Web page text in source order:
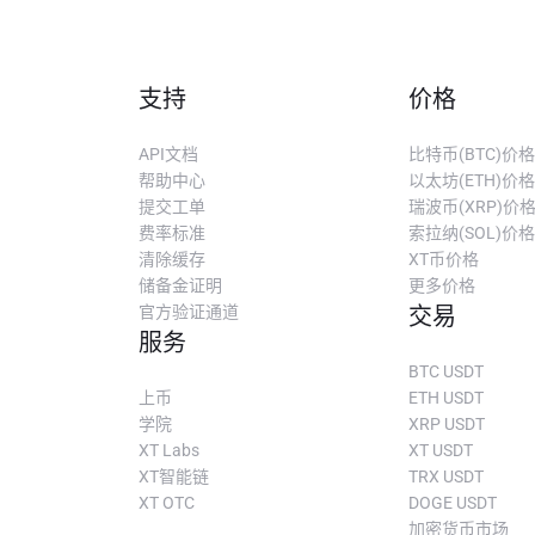
支持
API文档
帮助中心
提交工单
费率标准
清除缓存
储备金证明
官方验证通道
服务
上币
学院
XT Labs
XT智能链
XT OTC
价格
比特币(BTC)价格
以太坊(ETH)价格
瑞波币(XRP)价格
索拉纳(SOL)价格
XT币价格
更多价格
交易
BTC USDT
ETH USDT
XRP USDT
XT USDT
TRX USDT
DOGE USDT
加密货币市场